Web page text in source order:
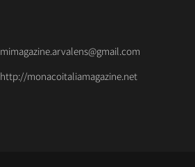
mimagazine.arvalens@gmail.com
http://monacoitaliamagazine.net